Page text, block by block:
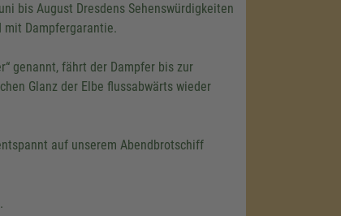
bis August Dresdens Sehenswürdigkeiten
mit Dampfergarantie.
genannt, fährt der Dampfer bis zur
Glanz der Elbe flussabwärts wieder
auf unserem Abendbrotschiff